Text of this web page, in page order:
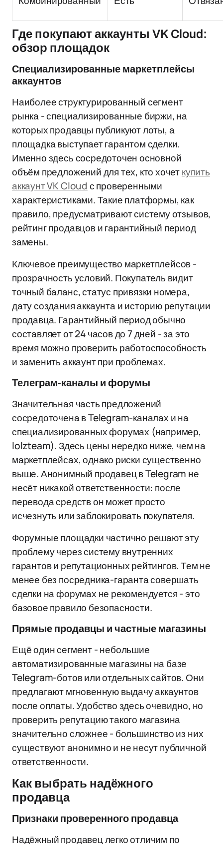
Где покупают аккаунты VK Cloud:
обзор площадок
Специализированные маркетплейсы
аккаунтов
Наиболее структурированный сегмент
рынка - специализированные биржи, на
которых продавцы публикуют лоты, а
площадка выступает гарантом сделки.
Именно здесь сосредоточен основной
объём предложений для тех, кто хочеткупить
аккаунт VK Cloudс проверенными
характеристиками. Такие платформы, как
правило, предусматривают систему отзывов,
рейтинг продавцов и гарантийный период
замены.
Ключевое преимущество маркетплейсов -
прозрачность условий. Покупатель видит
точный баланс, статус привязки номера,
дату создания аккаунта и историю репутации
продавца. Гарантийный период обычно
составляет от 24 часов до 7 дней - за это
время можно проверить работоспособность
и заменить аккаунт при проблемах.
Телеграм-каналы и форумы
Значительная часть предложений
сосредоточена в Telegram-каналах и на
специализированных форумах (например,
lolzteam). Здесь цены нередко ниже, чем на
маркетплейсах, однако риски существенно
выше. Анонимный продавец в Telegram не
несёт никакой ответственности: после
перевода средств он может просто
исчезнуть или заблокировать покупателя.
Форумные площадки частично решают эту
проблему через систему внутренних
гарантов и репутационных рейтингов. Тем не
менее без посредника-гаранта совершать
сделки на форумах не рекомендуется - это
базовое правило безопасности.
Прямые продавцы и частные магазины
Ещё один сегмент - небольшие
автоматизированные магазины на базе
Telegram-ботов или отдельных сайтов. Они
предлагают мгновенную выдачу аккаунтов
после оплаты. Удобство здесь очевидно, но
проверить репутацию такого магазина
значительно сложнее - большинство из них
существуют анонимно и не несут публичной
ответственности.
Как выбрать надёжного
продавца
Признаки проверенного продавца
Надёжный продавец легко отличим по